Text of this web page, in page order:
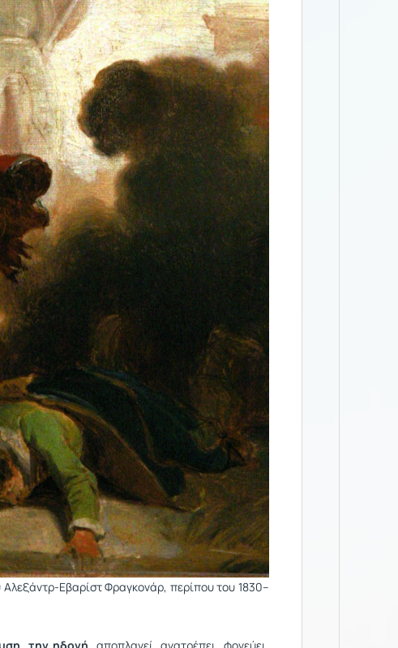
Εβαρίστ Φραγκονάρ, περίπου του 1830–